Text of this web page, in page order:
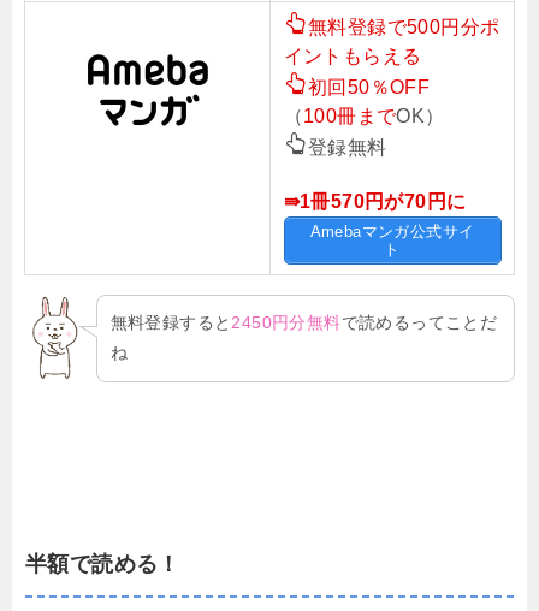
無料登録で500円分ポ
イントもらえる
初回50％OFF
（100冊までOK）
登録無料
⇛1冊570円が70円に
Amebaマンガ公式サイ
ト
無料登録すると2450円分無料で読めるってことだ
ね
半額で読める！